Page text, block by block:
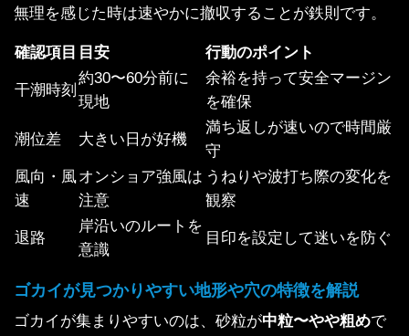
無理を感じた時は速やかに撤収することが鉄則です。
確認項目 目安 行動のポイント
干潮時刻
約30〜60分前に
現地
余裕を持って安全マージン
を確保
潮位差 大きい日が好機
満ち返しが速いので時間厳
守
風向・風
速
オンショア強風は
注意
うねりや波打ち際の変化を
観察
退路
岸沿いのルートを
意識
目印を設定して迷いを防ぐ
ゴカイが見つかりやすい地形や穴の特徴を解説
ゴカイが集まりやすいのは、砂粒が中粒〜やや粗めで